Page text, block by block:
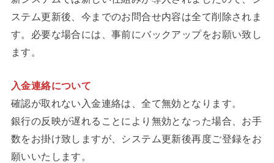
ステム更新後、今までのお問合せ内容は全て削除されま
す。必要な場合には、事前にバックアップをお願い致し
ます。
入金連絡について
確認が取れない入金連絡は、全て無効となります。
銀行の反映が遅れることにより無効となった場合、お手
数をお掛け致しますが、システム更新後再度ご登録をお
願いいたします。